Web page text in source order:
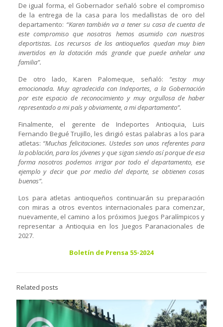
De igual forma, el Gobernador señaló sobre el compromiso
de la entrega de la casa para los medallistas de oro del
departamento: “Karen también va a tener su casa de cuenta de
este compromiso que nosotros hemos asumido con nuestros
deportistas. Los recursos de los antioqueños quedan muy bien
invertidos en la dotación más grande que puede anhelar una
familia”.
De otro lado, Karen Palomeque, señaló: “estoy muy
emocionada. Muy agradecida con Indeportes, a la Gobernación
por este espacio de reconocimiento y muy orgullosa de haber
representado a mi país y obviamente, a mi departamento”.
Finalmente, el gerente de Indeportes Antioquia, Luis
Fernando Begué Trujillo, les dirigió estas palabras a los para
atletas: “Muchas felicitaciones. Ustedes son unos referentes para
la población, para los jóvenes y que sigan siendo así porque de esa
forma nosotros podemos irrigar por todo el departamento, ese
ejemplo y decir que por medio del deporte, se obtienen cosas
buenas”.
Los para atletas antioqueños continuarán su preparación
con miras a otros eventos internacionales para comenzar,
nuevamente, el camino a los próximos Juegos Paralímpicos y
representar a Antioquia en los Juegos Paranacionales de
2027.
Boletín de Prensa 55-2024
Related posts